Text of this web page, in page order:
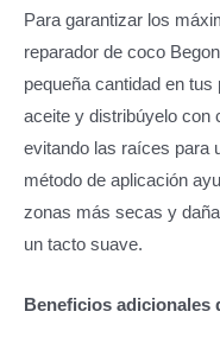
Para garantizar los
reparador de coco
pequeña cantidad en
aceite y distribúyelo con
evitando las raíces para
método de aplicación
zonas más secas y
un tacto suave.
Beneficios adicionales